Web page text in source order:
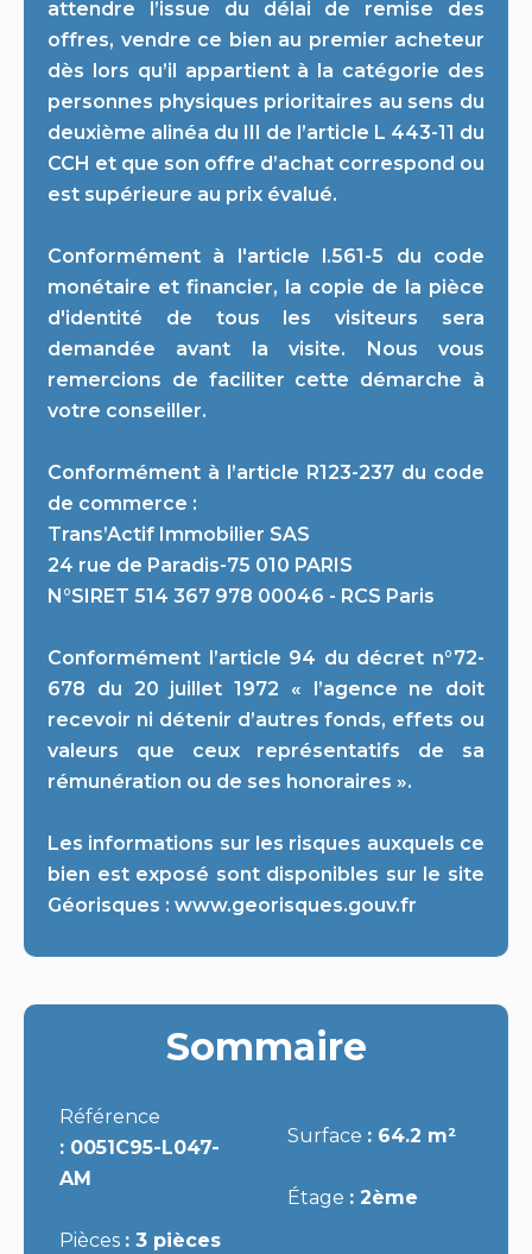
attendre l’issue du délai de remise des
offres, vendre ce bien au premier acheteur
dès lors qu’il appartient à la catégorie des
personnes physiques prioritaires au sens du
deuxième alinéa du III de l’article L 443-11 du
CCH et que son offre d’achat correspond ou
est supérieure au prix évalué.
Conformément à l'article l.561-5 du code
monétaire et financier, la copie de la pièce
d'identité de tous les visiteurs sera
demandée avant la visite. Nous vous
remercions de faciliter cette démarche à
votre conseiller.
Conformément à l’article R123-237 du code
de commerce :
Trans’Actif Immobilier SAS
24 rue de Paradis-75 010 PARIS
N°SIRET 514 367 978 00046 - RCS Paris
Conformément l’article 94 du décret n°72-
678 du 20 juillet 1972 « l’agence ne doit
recevoir ni détenir d’autres fonds, effets ou
valeurs que ceux représentatifs de sa
rémunération ou de ses honoraires ».
Les informations sur les risques auxquels ce
bien est exposé sont disponibles sur le site
Géorisques : www.georisques.gouv.fr
Sommaire
Référence
0051C95-L047-
AM
Pièces 3 pièces
Surface 64.2 m²
Étage 2ème